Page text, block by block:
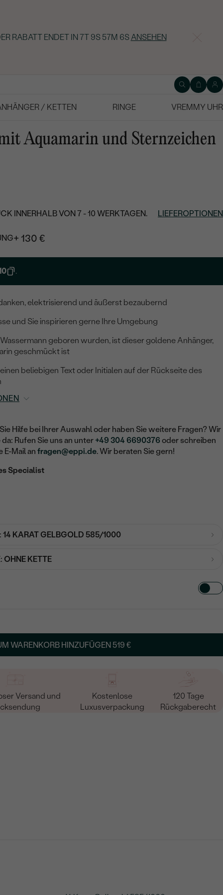
RABATT ENDET IN 7T 9S 57M 5S ANSEHEN
/ KETTEN RINGE VREMMY UHR
Aquamarin und Sternzeichen
INNERHALB VON 7 - 10 WERKTAGEN. LIEFEROPTIONEN
+ 130 €
.
elektrisierend und äußerst bezaubernd
und Sie inspirieren gerne Ihre Umgebung
geboren wurden, ist dieser goldene Anhänger,
geschmückt ist
beliebigen Text oder Initialen auf der Rückseite des
Hilfe bei Ihrer Auswahl oder haben Sie weitere Fragen? Wir
Rufen Sie uns an unter +49 304 6690376 oder schreiben
E-Mail anfragen@eppi.de. Wir beraten Sie gern!
Specialist
14 KARAT GELBGOLD 585/1000
OHNE KETTE
WARENKORB HINZUFÜGEN 519 €
Versand und
Kostenlose
Luxusverpackung
120 Tage
Rückgaberecht